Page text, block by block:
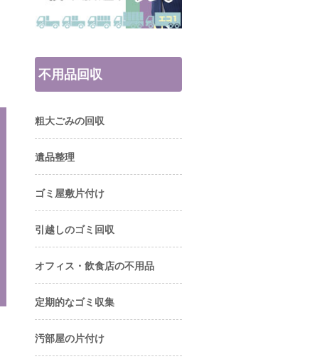
不用品回収
粗大ごみの回収
遺品整理
ゴミ屋敷片付け
引越しのゴミ回収
オフィス・飲食店の不用品
定期的なゴミ収集
汚部屋の片付け